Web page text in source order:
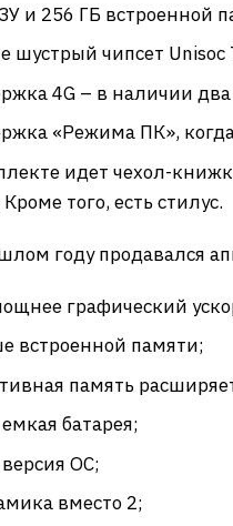
и 256 ГБ встроенной
шустрый чипсет
4G – в наличии
«Режима ПК»,
идет чехол-
того, есть стилус.
году продавался
графический
встроенной памяти;
память
батарея;
ОС;
вместо 2;